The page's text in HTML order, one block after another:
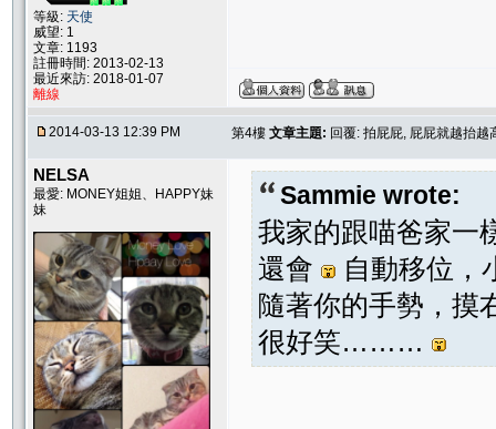
等級: 天使
威望: 1
文章: 1193
註冊時間: 2013-02-13
最近來訪: 2018-01-07
離線
2014-03-13 12:39 PM 第4樓 文章主題: 回覆: 拍屁屁, 屁屁就越抬越
NELSA
最愛: MONEY姐姐、HAPPY妹
妹
Sammie wrote:
我家的跟喵爸家一
還會
自動移位，
隨著你的手勢，摸
很好笑………